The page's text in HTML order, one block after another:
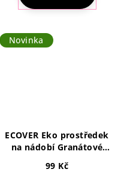
Novinka
ECOVER Eko prostředek
na nádobí Granátové
99 Kč